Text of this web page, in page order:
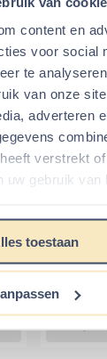
content en
voor social
te
van onze
adverteren
verstrekt
gebruik van
toestaan
voor
9
17,95
Elmato